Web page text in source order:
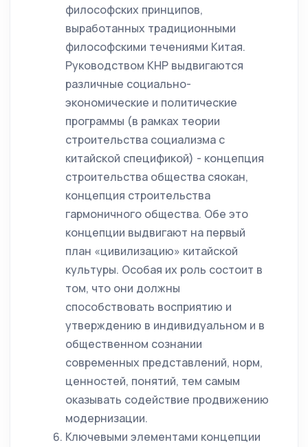
философских принципов,
выработанных традиционными
философскими течениями Китая.
Руководством КНР выдвигаются
различные социально-
экономические и политические
программы (в рамках теории
строительства социализма с
китайской спецификой) - концепция
строительства общества сяокан,
концепция строительства
гармоничного общества. Обе это
концепции выдвигают на первый
план «цивилизацию» китайской
культуры. Особая их роль состоит в
том, что они должны
способствовать восприятию и
утверждению в индивидуальном и в
общественном сознании
современных представлений, норм,
ценностей, понятий, тем самым
оказывать содействие продвижению
модернизации.
Ключевыми элементами концепции